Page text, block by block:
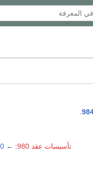
تأسيسات عقد 980
:
←